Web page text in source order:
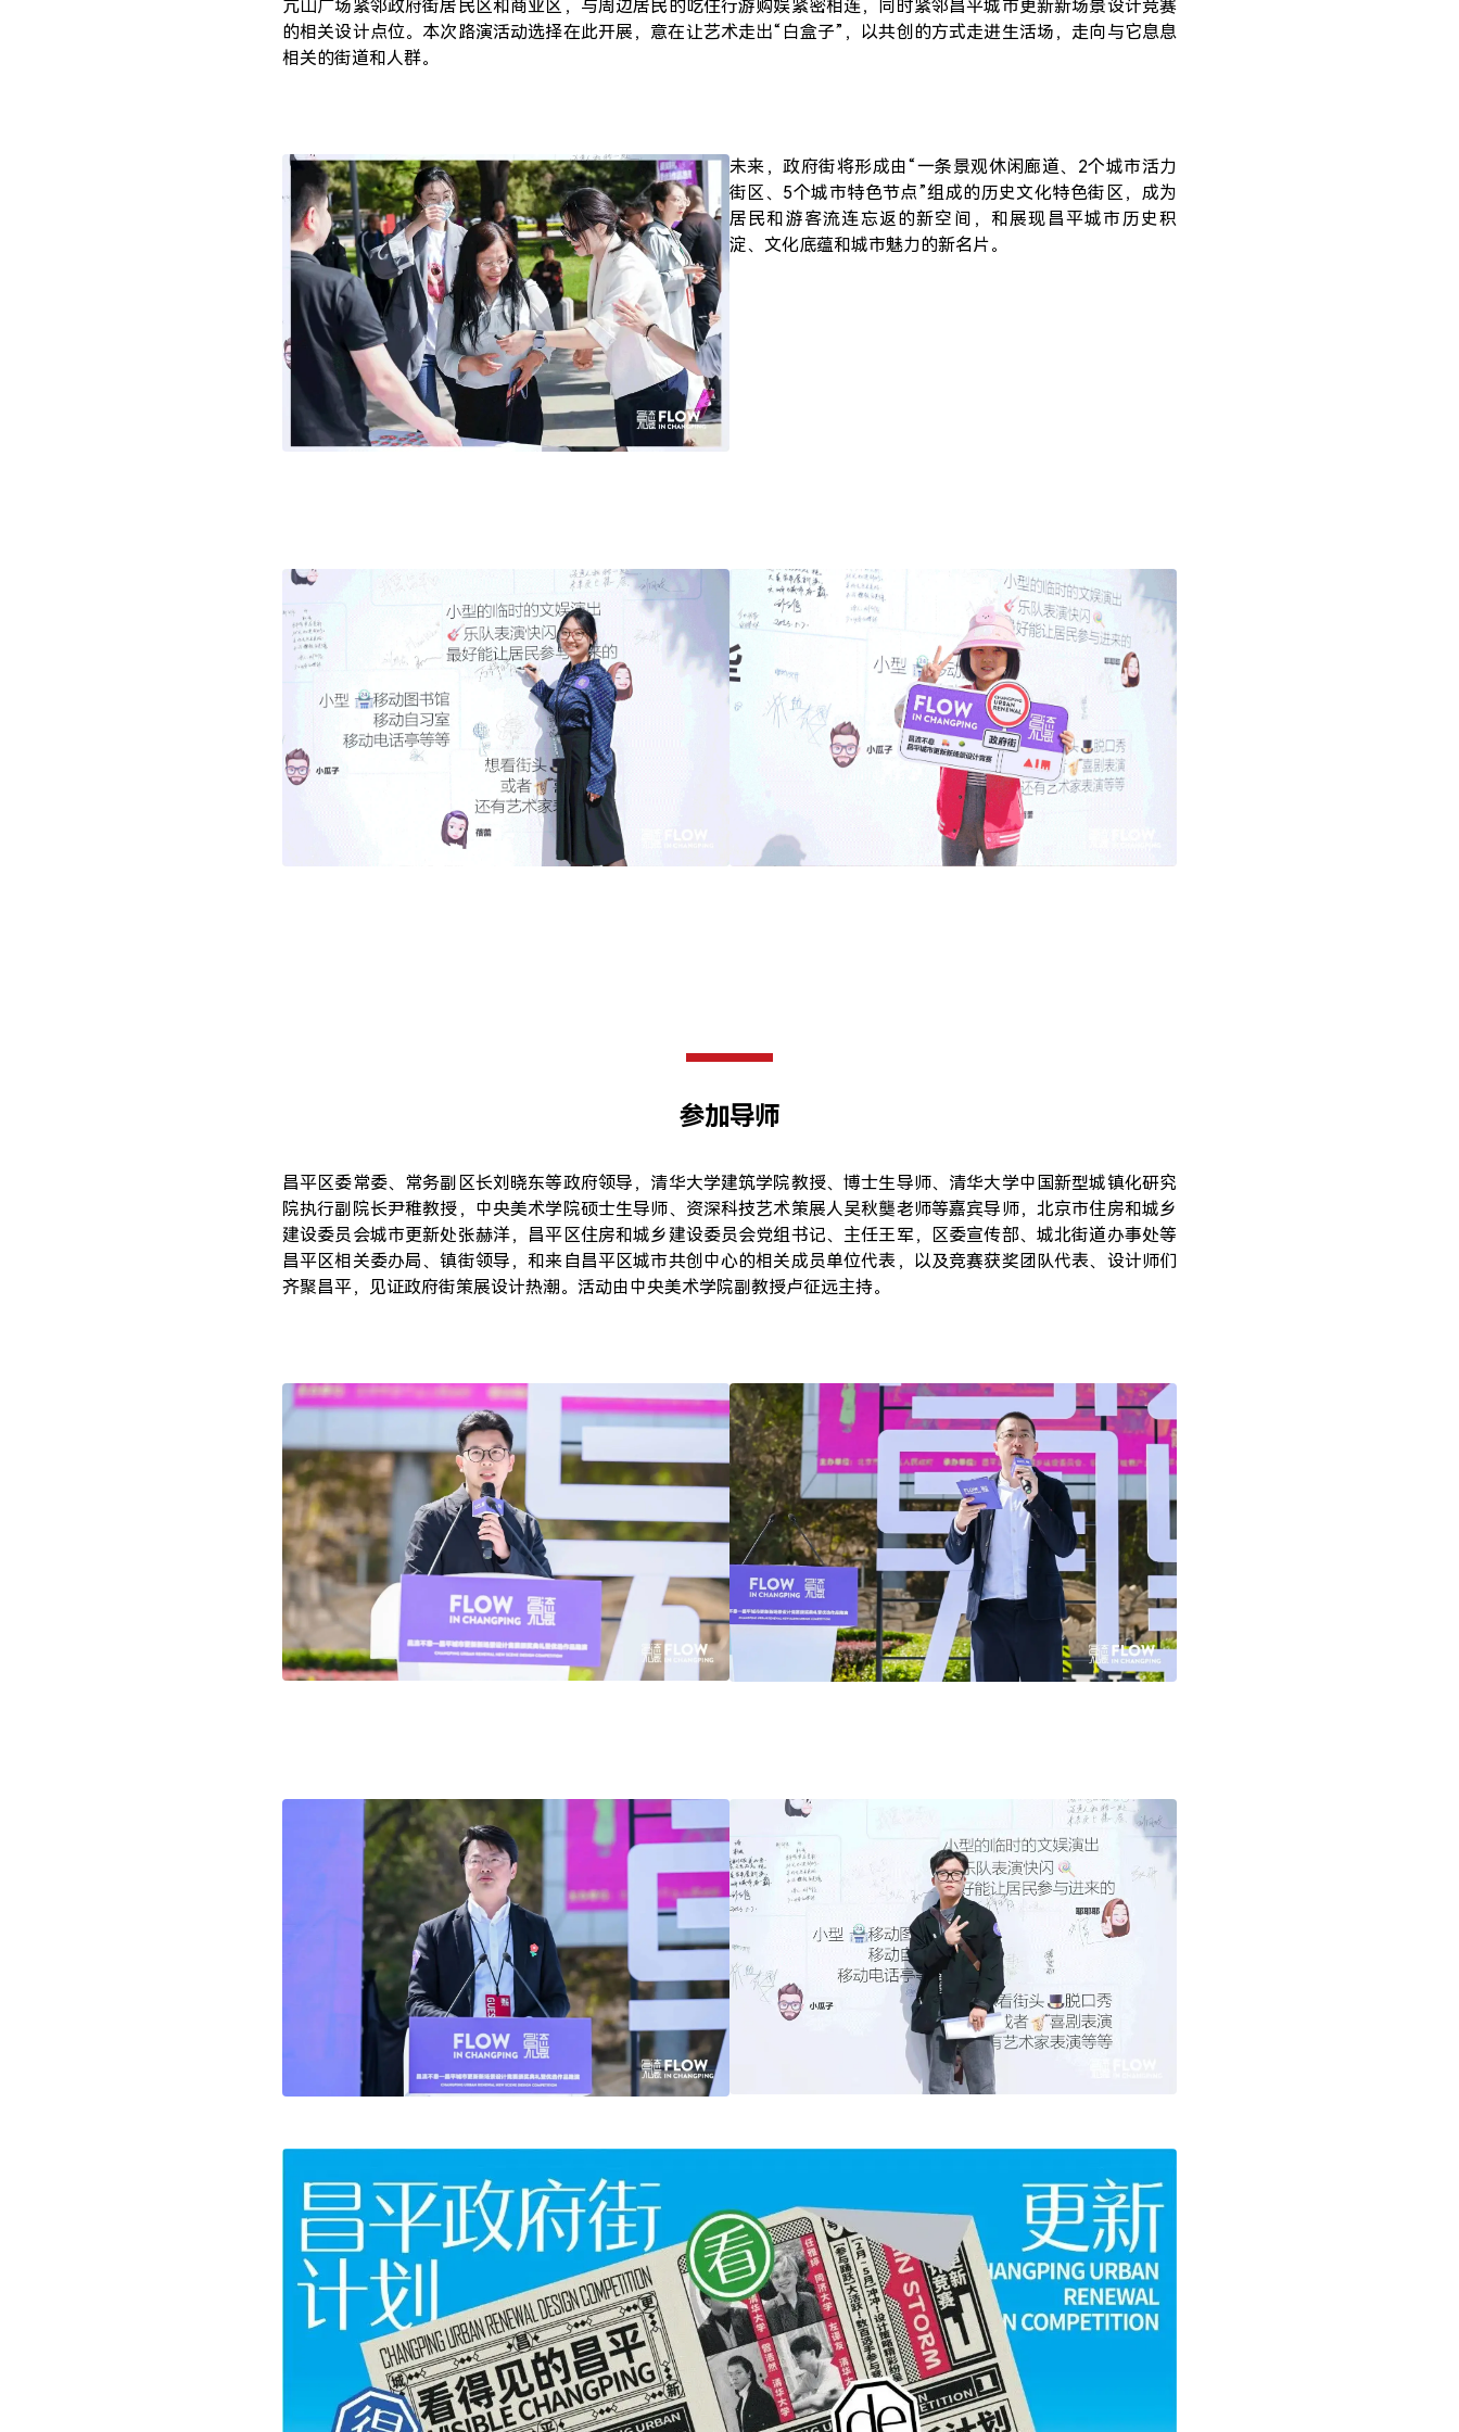
亢山广场紧邻政府街居民区和商业区，与周边居民的吃住行游购娱紧密相连，同时紧邻昌平城市更新新场景设计竞赛
的相关设计点位。本次路演活动选择在此开展，意在让艺术走出“白盒子”，以共创的方式走进生活场，走向与它息息
相关的街道和人群。
未来，政府街将形成由“一条景观休闲廊道、2个城市活力
街区、5个城市特色节点”组成的历史文化特色街区，成为
居民和游客流连忘返的新空间，和展现昌平城市历史积
淀、文化底蕴和城市魅力的新名片。
参加导师
昌平区委常委、常务副区长刘晓东等政府领导，清华大学建筑学院教授、博士生导师、清华大学中国新型城镇化研究
院执行副院长尹稚教授，中央美术学院硕士生导师、资深科技艺术策展人吴秋龑老师等嘉宾导师，北京市住房和城乡
建设委员会城市更新处张赫洋，昌平区住房和城乡建设委员会党组书记、主任王军，区委宣传部、城北街道办事处等
昌平区相关委办局、镇街领导，和来自昌平区城市共创中心的相关成员单位代表，以及竞赛获奖团队代表、设计师们
齐聚昌平，见证政府街策展设计热潮。活动由中央美术学院副教授卢征远主持。